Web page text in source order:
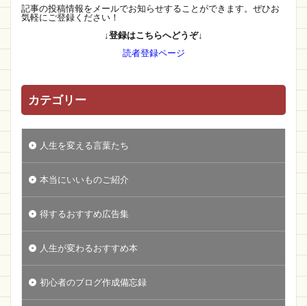
記事の投稿情報をメールでお知らせすることができます。ぜひお
気軽にご登録ください！
↓登録はこちらへどうぞ↓
読者登録ページ
カテゴリー
人生を変える言葉たち
本当にいいものご紹介
得するおすすめ広告集
人生が変わるおすすめ本
初心者のブログ作成備忘録